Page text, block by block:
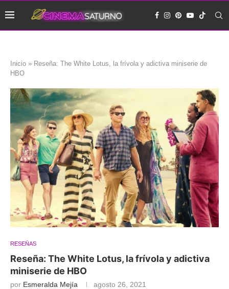
Inicio » Reseña: The White Lotus, la frívola y adictiva miniserie de
HBO
RESEÑAS
Reseña: The White Lotus, la frívola y adictiva
miniserie de HBO
por Esmeralda Mejía agosto 26, 2021